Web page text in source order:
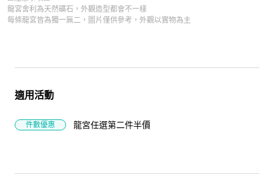
龍宮舍利為天然礦石，外觀造型都會不一樣
每條龍宮皆為獨一無二，圖片僅供參考，外觀以實物為主
適用活動
件數優惠 龍宮任選第二件半價